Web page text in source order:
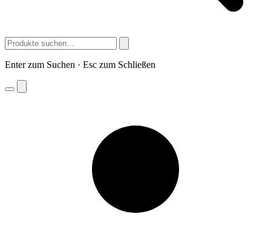
Enter zum Suchen · Esc zum Schließen